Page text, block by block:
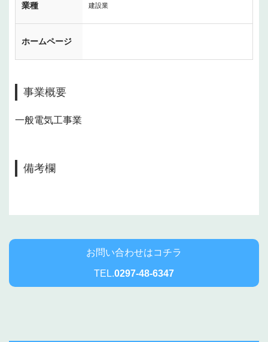
業種 建設業
ホームページ
事業概要
一般電気工事業
備考欄
お問い合わせはコチラ
TEL.0297-48-6347